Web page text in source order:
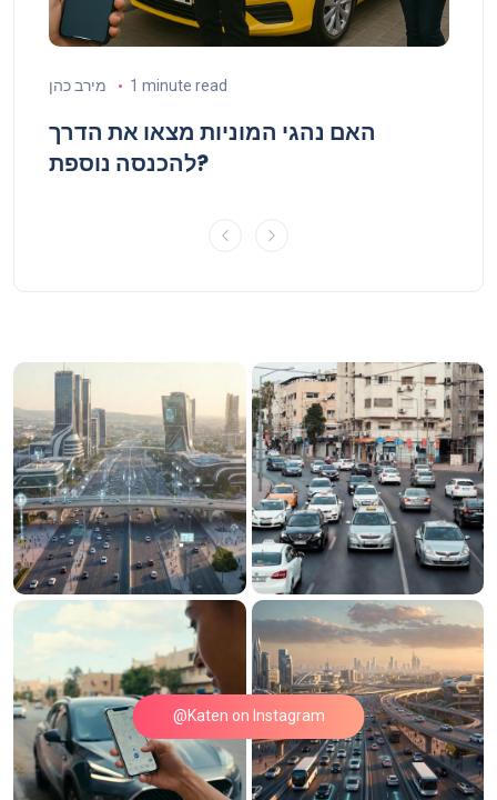
מירב כהן 1 minute read
האם נהגי המוניות מצאו את הדרך
להכנסה נוספת?
@Katen on Instagram